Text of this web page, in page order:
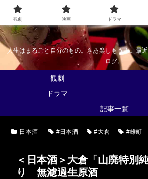
なんかくうかい
人生はまるごと自分のもの。さあ楽しもう！。最
ログ。
観劇
ドラマ
記事一覧
日本酒 #日本酒 #大倉 #雄町
＜日本酒＞大倉「山廃特別
り 無濾過生原酒
観劇 映画 ドラマ